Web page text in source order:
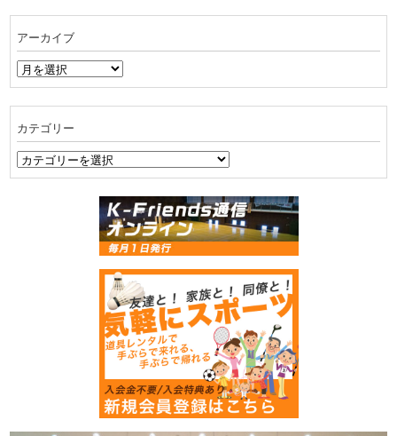
アーカイブ
ア
ー
ブ
カテゴリー
カ
テ